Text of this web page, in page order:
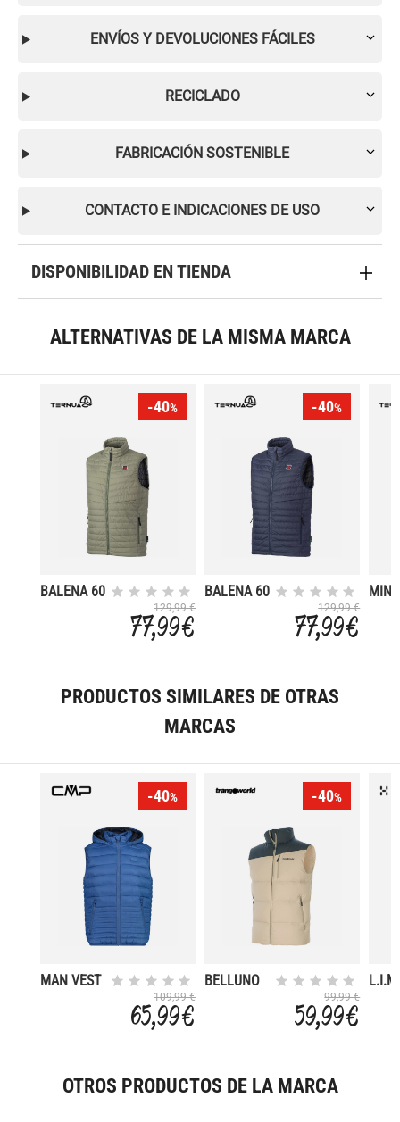
ENVÍOS Y DEVOLUCIONES FÁCILES
RECICLADO
FABRICACIÓN SOSTENIBLE
CONTACTO E INDICACIONES DE USO
DISPONIBILIDAD EN TIENDA
ALTERNATIVAS DE LA MISMA MARCA
-40%
BALENA 60
129,99 €
77,99 €
-40%
BALENA 60
129,99 €
77,99 €
MINT
PRODUCTOS SIMILARES DE OTRAS
MARCAS
-40%
MAN VEST
109,99 €
65,99 €
-40%
BELLUNO
99,99 €
59,99 €
L.I.M
OTROS PRODUCTOS DE LA MARCA